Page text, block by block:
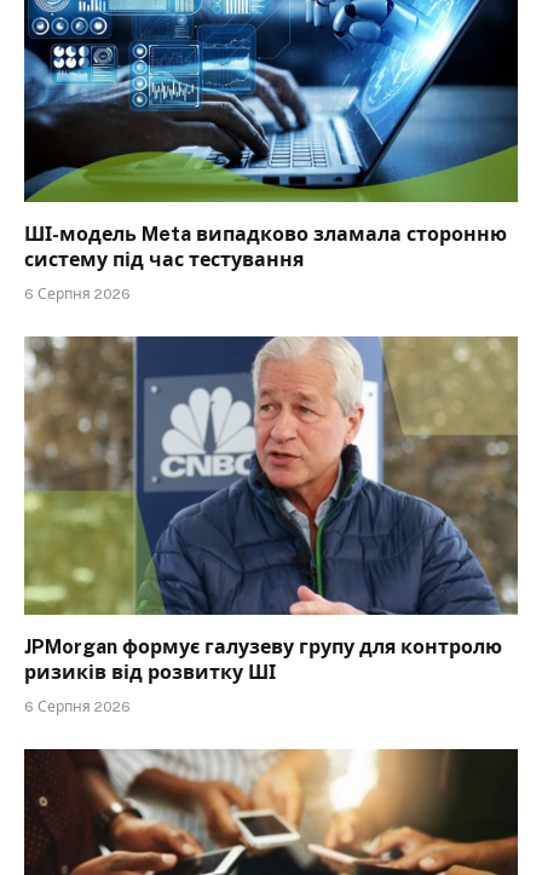
ШІ-модель Meta випадково зламала сторонню
систему під час тестування
6 Серпня 2026
JPMorgan формує галузеву групу для контролю
ризиків від розвитку ШІ
6 Серпня 2026